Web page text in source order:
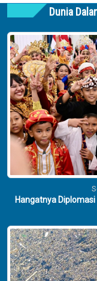
Dunia
Hangatnya